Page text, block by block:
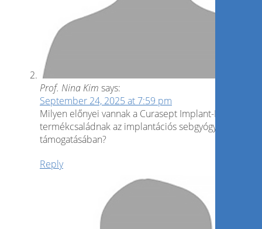
Prof. Nina Kim says:
September 24, 2025 at 7:59 pm
Milyen előnyei vannak a Curasept Implant-Pro
termékcsaládnak az implantációs sebgyógyulás
támogatásában?
Reply